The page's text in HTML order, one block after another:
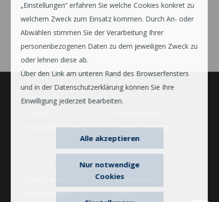
„Einstellungen“ erfahren Sie welche Cookies konkret zu
welchem Zweck zum Einsatz kommen. Durch An- oder
Abwählen stimmen Sie der Verarbeitung Ihrer
personenbezogenen Daten zu dem jeweiligen Zweck zu
oder lehnen diese ab.
Über den Link am unteren Rand des Browserfensters
und in der Datenschutzerklärung können Sie Ihre
Einwilligung jederzeit bearbeiten.
Alle akzeptieren
Nur notwendige
Cookies
PRODUKTE
Modulares System
Mediendatenbank
Nachhaltigkeit
RECHTLICHES
Impressum
AGB